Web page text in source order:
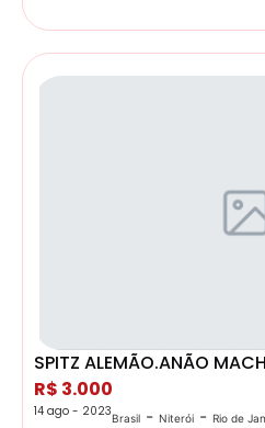
SPITZ ALEMÃO.ANÃO
R$ 3.000
14 ago - 2023Brasil - Niterói - Rio de